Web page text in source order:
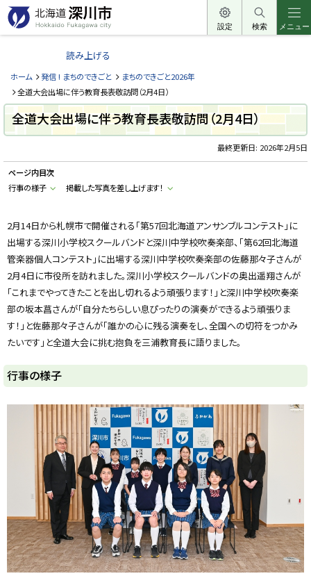
本
文
へ
ー
北
道
深
川
市
H
k
a
d
u
k
a
a
w
a
c
t
設定 検索 メニュー
読み上げる
ホーム 発信 ! まちのできごと
まちのできごと2026年
全道大会出場に伴う教育長表敬訪問（2月4日）
全道大会出場に伴う教育長表敬訪問（2月4日）
最終更新日: 2026年2月5日
ページ内目次
行事の様子
掲載した写真を差し上げます！
2月14日から札幌市で開催される「第57回北海道アンサンブルコンテスト」に
出場する深川小学校スクールバンドと深川中学校吹奏楽部、「第62回北海道
管楽器個人コンテスト」に出場する深川中学校吹奏楽部の佐藤那々子さんが
2月4日に市役所を訪れました。深川小学校スクールバンドの奥出遥翔さんが
「これまでやってきたことを出し切れるよう頑張ります！」と深川中学校吹奏楽
部の坂本菖さんが「自分たちらしい息ぴったりの演奏ができるよう頑張りま
す！」と佐藤那々子さんが「誰かの心に残る演奏をし、全国への切符をつかみ
たいです」と全道大会に挑む抱負を三浦教育長に語りました。
行事の様子